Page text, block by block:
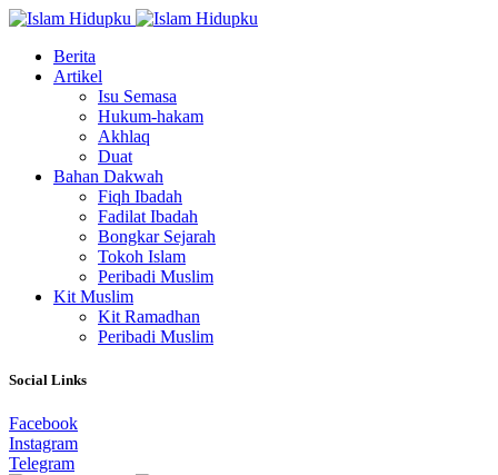
Berita
Artikel
Isu Semasa
Hukum-hakam
Akhlaq
Duat
Bahan Dakwah
Fiqh Ibadah
Fadilat Ibadah
Bongkar Sejarah
Tokoh Islam
Peribadi Muslim
Kit Muslim
Kit Ramadhan
Peribadi Muslim
Social Links
Facebook
Instagram
Telegram